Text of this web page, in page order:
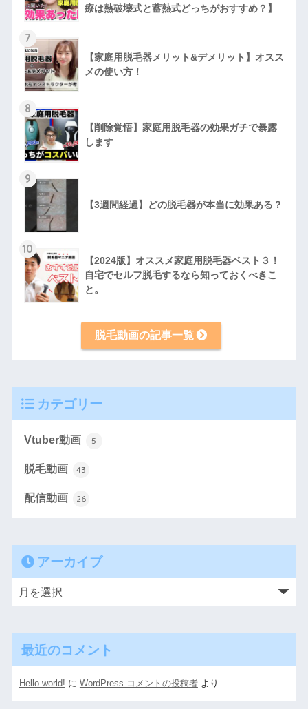
療は熱破壊式と蓄熱式どっちがおすすめ？】
7
【家庭用脱毛器メリット&デメリット】オスス
メの使い方！
8
【削除覚悟】家庭用脱毛器の効果ガチで暴露
します
9
【3週間経過】どの脱毛器が本当に効果ある？
10
【2024版】オススメ家庭用脱毛器ベスト３！
自宅でセルフ脱毛するなら知っておくべきこ
と。
脱毛動画の記事一覧
カテゴリー
Vtuber動画 5
脱毛動画 43
配信動画 26
アーカイブ
最近のコメント
Hello world! に WordPress コメントの投稿者より